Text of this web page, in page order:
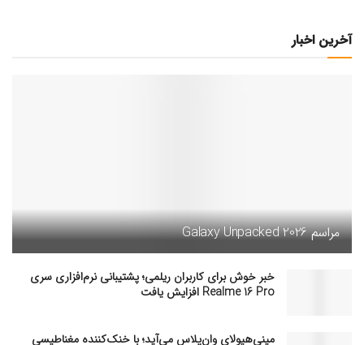
آخرین اخبار
مراسم Galaxy Unpacked 2026
خبر خوش برای کاربران ریلمی؛ پشتیبانی نرم‌افزاری سری
Realme 16 Pro افزایش یافت
مینی‌هیولای وان‌پلاس می‌آید؛ با خنک‌کننده مغناطیسی